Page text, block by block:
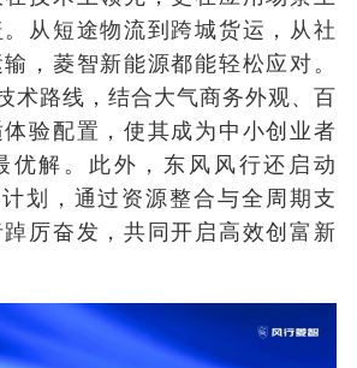
从短途物流到跨城货运，从社
，菱智新能源都能轻松应对。
术路线，结合大气商务外观、百
验配置，使其成为中小创业者
优解。此外，东风风行还启动
划，通过资源整合与全周期支
厉奋发，共同开启高效创富新